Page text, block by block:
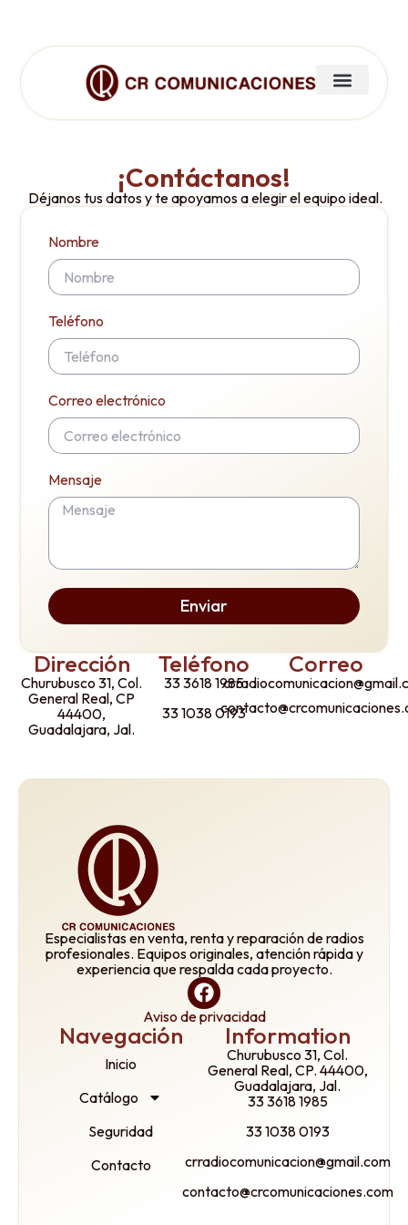
¡Contáctanos!
Déjanos tus datos y te apoyamos a elegir el equipo ideal.
Nombre
Teléfono
Correo electrónico
Mensaje
Enviar
Dirección
Churubusco 31, Col.
General Real, CP
44400,
Guadalajara, Jal.
Teléfono
33 3618 1985
33 1038 0193
Correo
Especialistas en venta, renta y reparación de radios
profesionales. Equipos originales, atención rápida y
experiencia que respalda cada proyecto.
Aviso de privacidad
Navegación
Inicio
Catálogo
Seguridad
Contacto
Information
Churubusco 31, Col.
General Real, CP. 44400,
Guadalajara, Jal.
33 3618 1985
33 1038 0193
crradiocomunicacion@gmail.com
contacto@crcomunicaciones.com